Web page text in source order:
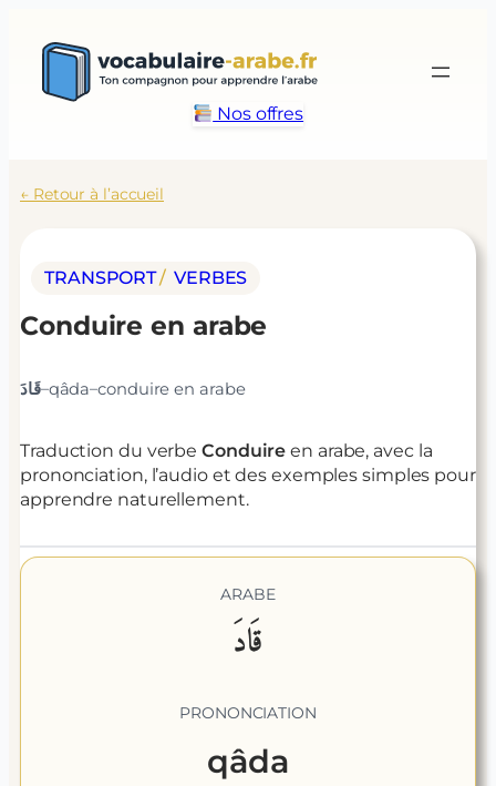
Nos offres
← Retour à l’accueil
TRANSPORT/ VERBES
Conduire en arabe
قَادَ–qâda–conduire en arabe
Traduction du verbe Conduire en arabe, avec la
prononciation, l’audio et des exemples simples pour
apprendre naturellement.
ARABE
قَادَ
PRONONCIATION
qâda